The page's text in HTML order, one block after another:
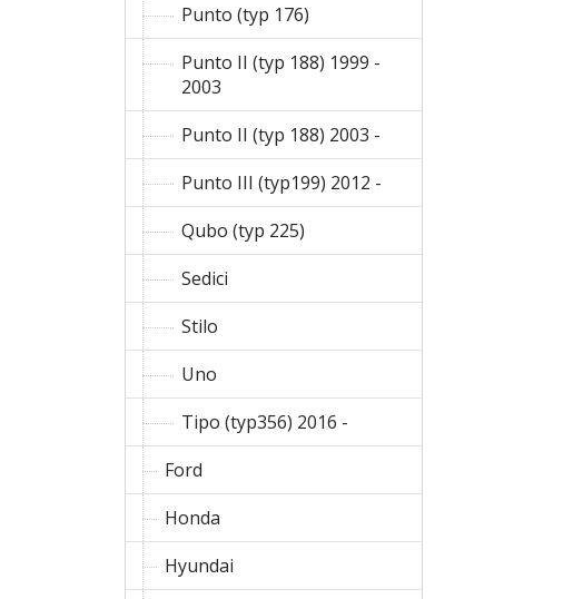
Punto (typ 176)
Punto II (typ 188) 1999 -
2003
Punto II (typ 188) 2003 -
Punto III (typ199) 2012 -
Qubo (typ 225)
Sedici
Stilo
Uno
Tipo (typ356) 2016 -
Ford
Honda
Hyundai